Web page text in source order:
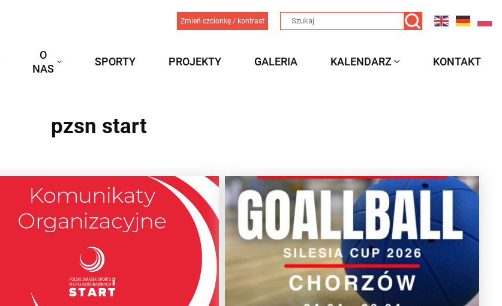
Zmień czcionkę / kontrast
O
NAS
SPORTY PROJEKTY GALERIA KALENDARZ KONTAKT
pzsn start